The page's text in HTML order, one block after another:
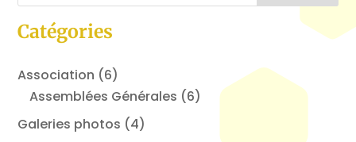
Catégories
Association (6)
Assemblées Générales (6)
Galeries photos (4)